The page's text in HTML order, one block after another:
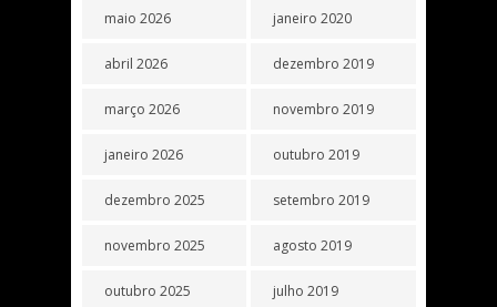
maio 2026
abril 2026
março 2026
janeiro 2026
dezembro 2025
novembro 2025
outubro 2025
janeiro 2020
dezembro 2019
novembro 2019
outubro 2019
setembro 2019
agosto 2019
julho 2019